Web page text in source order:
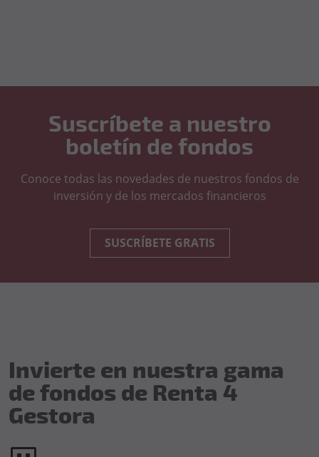
Suscríbete a nuestro
boletín de fondos
Conoce todas las novedades de nuestros fondos de
inversión y de los mercados financieros
SUSCRÍBETE GRATIS
Invierte en nuestra gama
de fondos de Renta 4
Gestora